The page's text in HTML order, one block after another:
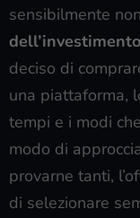
sensibilmente
dell’investimento
deciso di
una piattaforma,
tempi e i modi
modo di
provarne tanti,
di selezionare